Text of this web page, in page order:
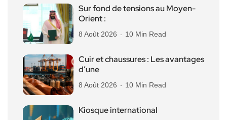
Sur fond de tensions au Moyen-
Orient :
8 Août 2026 10 Min Read
Cuir et chaussures : Les avantages
d’une
8 Août 2026 10 Min Read
Kiosque international